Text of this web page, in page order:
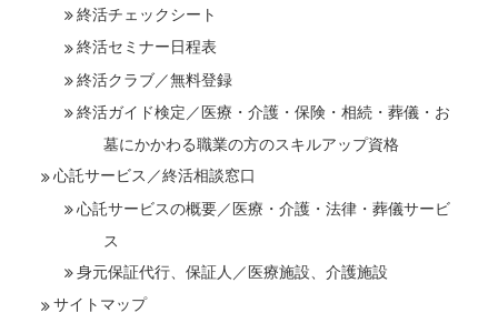
終活チェックシート
終活セミナー日程表
終活クラブ／無料登録
終活ガイド検定／医療・介護・保険・相続・葬儀・お
墓にかかわる職業の方のスキルアップ資格
心託サービス／終活相談窓口
心託サービスの概要／医療・介護・法律・葬儀サービ
ス
身元保証代行、保証人／医療施設、介護施設
サイトマップ